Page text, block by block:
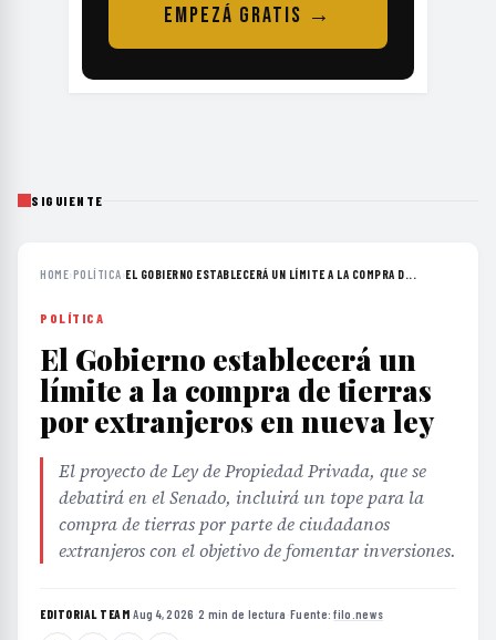
EMPEZÁ GRATIS →
SIGUIENTE
HOME›POLÍTICA›EL GOBIERNO ESTABLECERÁ UN LÍMITE A LA COMPRA D...
POLÍTICA
El Gobierno establecerá un
límite a la compra de tierras
por extranjeros en nueva ley
El proyecto de Ley de Propiedad Privada, que se
debatirá en el Senado, incluirá un tope para la
compra de tierras por parte de ciudadanos
extranjeros con el objetivo de fomentar inversiones.
EDITORIAL TEAM·Aug 4, 2026 ·2 min de lectura ·Fuente:filo.news